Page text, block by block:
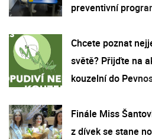
preventivní
Chcete poznat
světě? Přijďte na
kouzelní do
Finále Miss
z dívek se stane